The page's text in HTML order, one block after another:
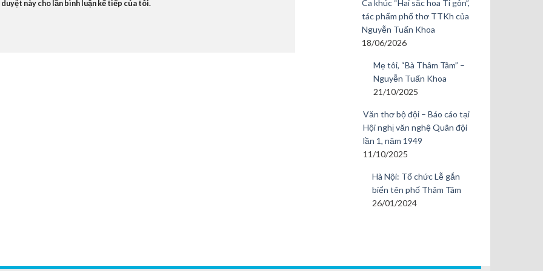
này cho lần bình luận kế tiếp của tôi.
Ca khúc “Hai sắc hoa Ti gôn”,
tác phẩm phổ thơ TTKh của
Nguyễn Tuấn Khoa
18/06/2026
Mẹ tôi, “Bà Thâm Tâm” –
Nguyễn Tuấn Khoa
21/10/2025
Văn thơ bộ đội – Báo cáo tại
Hội nghị văn nghệ Quân đội
lần 1, năm 1949
11/10/2025
Hà Nội: Tổ chức Lễ gắn
biển tên phố Thâm Tâm
26/01/2024